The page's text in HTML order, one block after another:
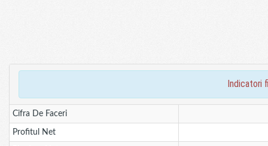
indicatori
Cifra De Faceri
Profitul Net